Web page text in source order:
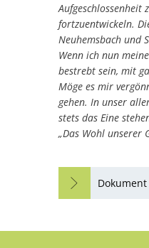
Aufgeschlossenheit
fortzuentwickeln.
Neuhemsbach und
Wenn ich nun
bestrebt sein, mit
Möge es mir
gehen. In unser
stets das Eine
„Das Wohl unserer
Dokument